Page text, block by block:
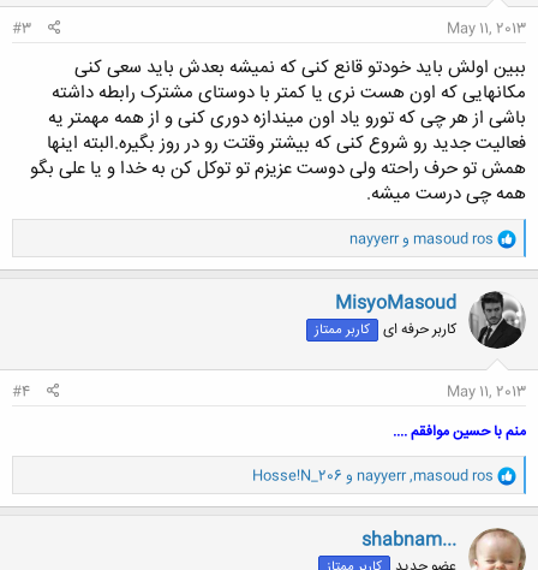
May 11, 2013
#3
ببین اولش باید خودتو قانع کنی که نمیشه بعدش باید سعی کنی
مکانهایی که اون هست نری یا کمتر با دوستای مشترک رابطه داشته
باشی از هر چی که تورو یاد اون میندازه دوری کنی و از همه مهمتر یه
فعالیت جدید رو شروع کنی که بیشتر وقتت رو در روز بگیره.البته اینها
همش تو حرف راحته ولی دوست عزیزم تو توکل کن به خدا و یا علی بگو
همه چی درست میشه.
و
ا
ک
ن
ش
ه
ا
masoud ros وnayyerr
MisyoMasoud
کاربر حرفه ای کاربر ممتاز
May 11, 2013
#4
منم با حسین موافقم ....
و
ا
ک
ن
ش
masoud ros
,
nayyerr و Hosse!N_206
shabnam...